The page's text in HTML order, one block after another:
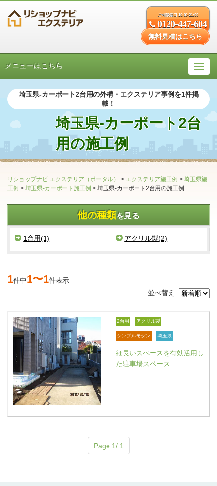
ご相談窓口 10:00-21:00
0120-447-604
無料見積はこちら
メニューはこちら
埼玉県-カーポート2台用の外構・エクステリア事例を1件掲
載！
埼玉県-カーポート2台
用の施工例
リショップナビ エクステリア（ポータル） > エクステリア施工例 > 埼玉県施
工例 > 埼玉県-カーポート施工例 > 埼玉県-カーポート2台用の施工例
他の種類を見る
1台用(1) アクリル製(2)
1件中1〜1件表示
並べ替え:
2台用 アクリル製
シンプルモダン 埼玉県
細長いスペースを有効活用し
た駐車場スペース
Page 1/ 1